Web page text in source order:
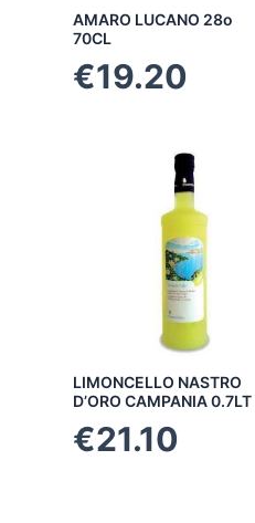
AMARO LUCANO 28o
70CL
€19.20
LIMONCELLO NASTRO
D’ORO CAMPANIA 0.7LT
€21.10